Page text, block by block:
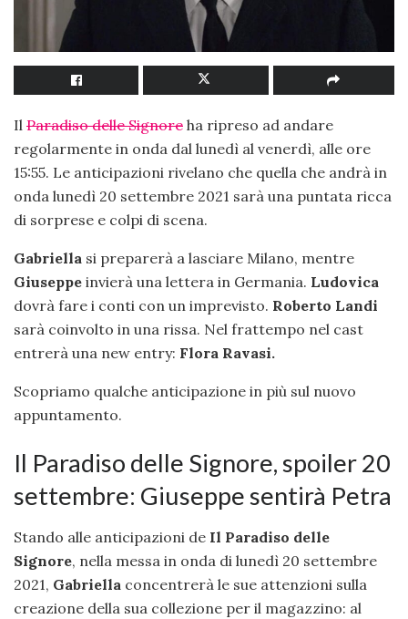
Il Paradiso delle Signore ha ripreso ad andare
regolarmente in onda dal lunedì al venerdì, alle ore
15:55. Le anticipazioni rivelano che quella che andrà in
onda lunedì 20 settembre 2021 sarà una puntata ricca
di sorprese e colpi di scena.
Gabriella si preparerà a lasciare Milano, mentre
Giuseppe invierà una lettera in Germania. Ludovica
dovrà fare i conti con un imprevisto. Roberto Landi
sarà coinvolto in una rissa. Nel frattempo nel cast
entrerà una new entry: Flora Ravasi.
Scopriamo qualche anticipazione in più sul nuovo
appuntamento.
Il Paradiso delle Signore, spoiler 20
settembre: Giuseppe sentirà Petra
Stando alle anticipazioni de Il Paradiso delle
Signore, nella messa in onda di lunedì 20 settembre
2021, Gabriella concentrerà le sue attenzioni sulla
creazione della sua collezione per il magazzino: al